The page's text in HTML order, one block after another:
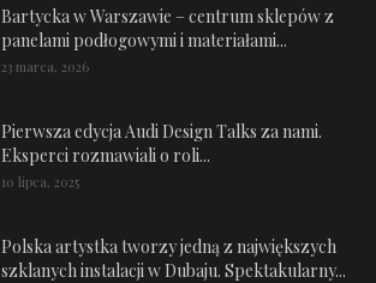
Bartycka w Warszawie – centrum sklepów z
panelami podłogowymi i materiałami...
23 marca, 2026
Pierwsza edycja Audi Design Talks za nami.
Eksperci rozmawiali o roli...
10 lipca, 2025
Polska artystka tworzy jedną z największych
szklanych instalacji w Dubaju. Spektakularny...